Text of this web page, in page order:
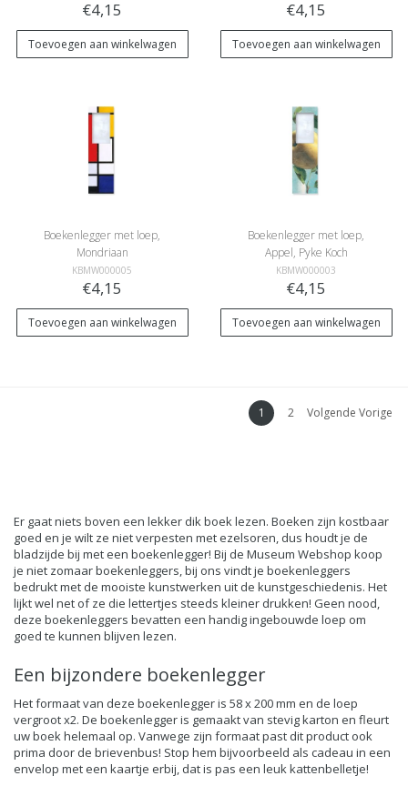
€4,15
Toevoegen aan winkelwagen
€4,15
Toevoegen aan winkelwagen
Boekenlegger met loep,
Mondriaan
KBMW000005
€4,15
Toevoegen aan winkelwagen
Boekenlegger met loep,
Appel, Pyke Koch
KBMW000003
€4,15
Toevoegen aan winkelwagen
1 2 Volgende Vorige
Er gaat niets boven een lekker dik boek lezen. Boeken zijn kostbaar
goed en je wilt ze niet verpesten met ezelsoren, dus houdt je de
bladzijde bij met een boekenlegger! Bij de Museum Webshop koop
je niet zomaar boekenleggers, bij ons vindt je boekenleggers
bedrukt met de mooiste kunstwerken uit de kunstgeschiedenis. Het
lijkt wel net of ze die lettertjes steeds kleiner drukken! Geen nood,
deze boekenleggers bevatten een handig ingebouwde loep om
goed te kunnen blijven lezen.
Een bijzondere boekenlegger
Het formaat van deze boekenlegger is 58 x 200 mm en de loep
vergroot x2. De boekenlegger is gemaakt van stevig karton en fleurt
uw boek helemaal op. Vanwege zijn formaat past dit product ook
prima door de brievenbus! Stop hem bijvoorbeeld als cadeau in een
envelop met een kaartje erbij, dat is pas een leuk kattenbelletje!